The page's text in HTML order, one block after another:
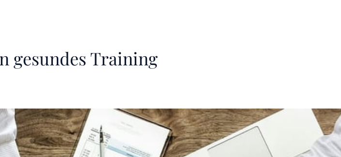
gesundes Training